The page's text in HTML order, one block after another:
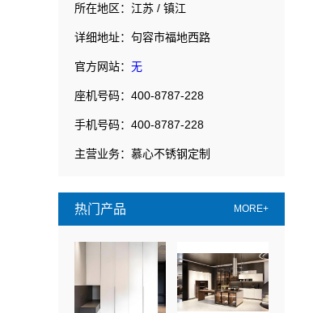
所在地区：江苏 / 镇江
详细地址：句容市福地西路
官方网站： 无
座机号码：400-8787-228
手机号码：400-8787-228
主营业务：慕心不锈钢定制
热门产品 MORE+